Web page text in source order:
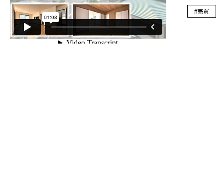
売買